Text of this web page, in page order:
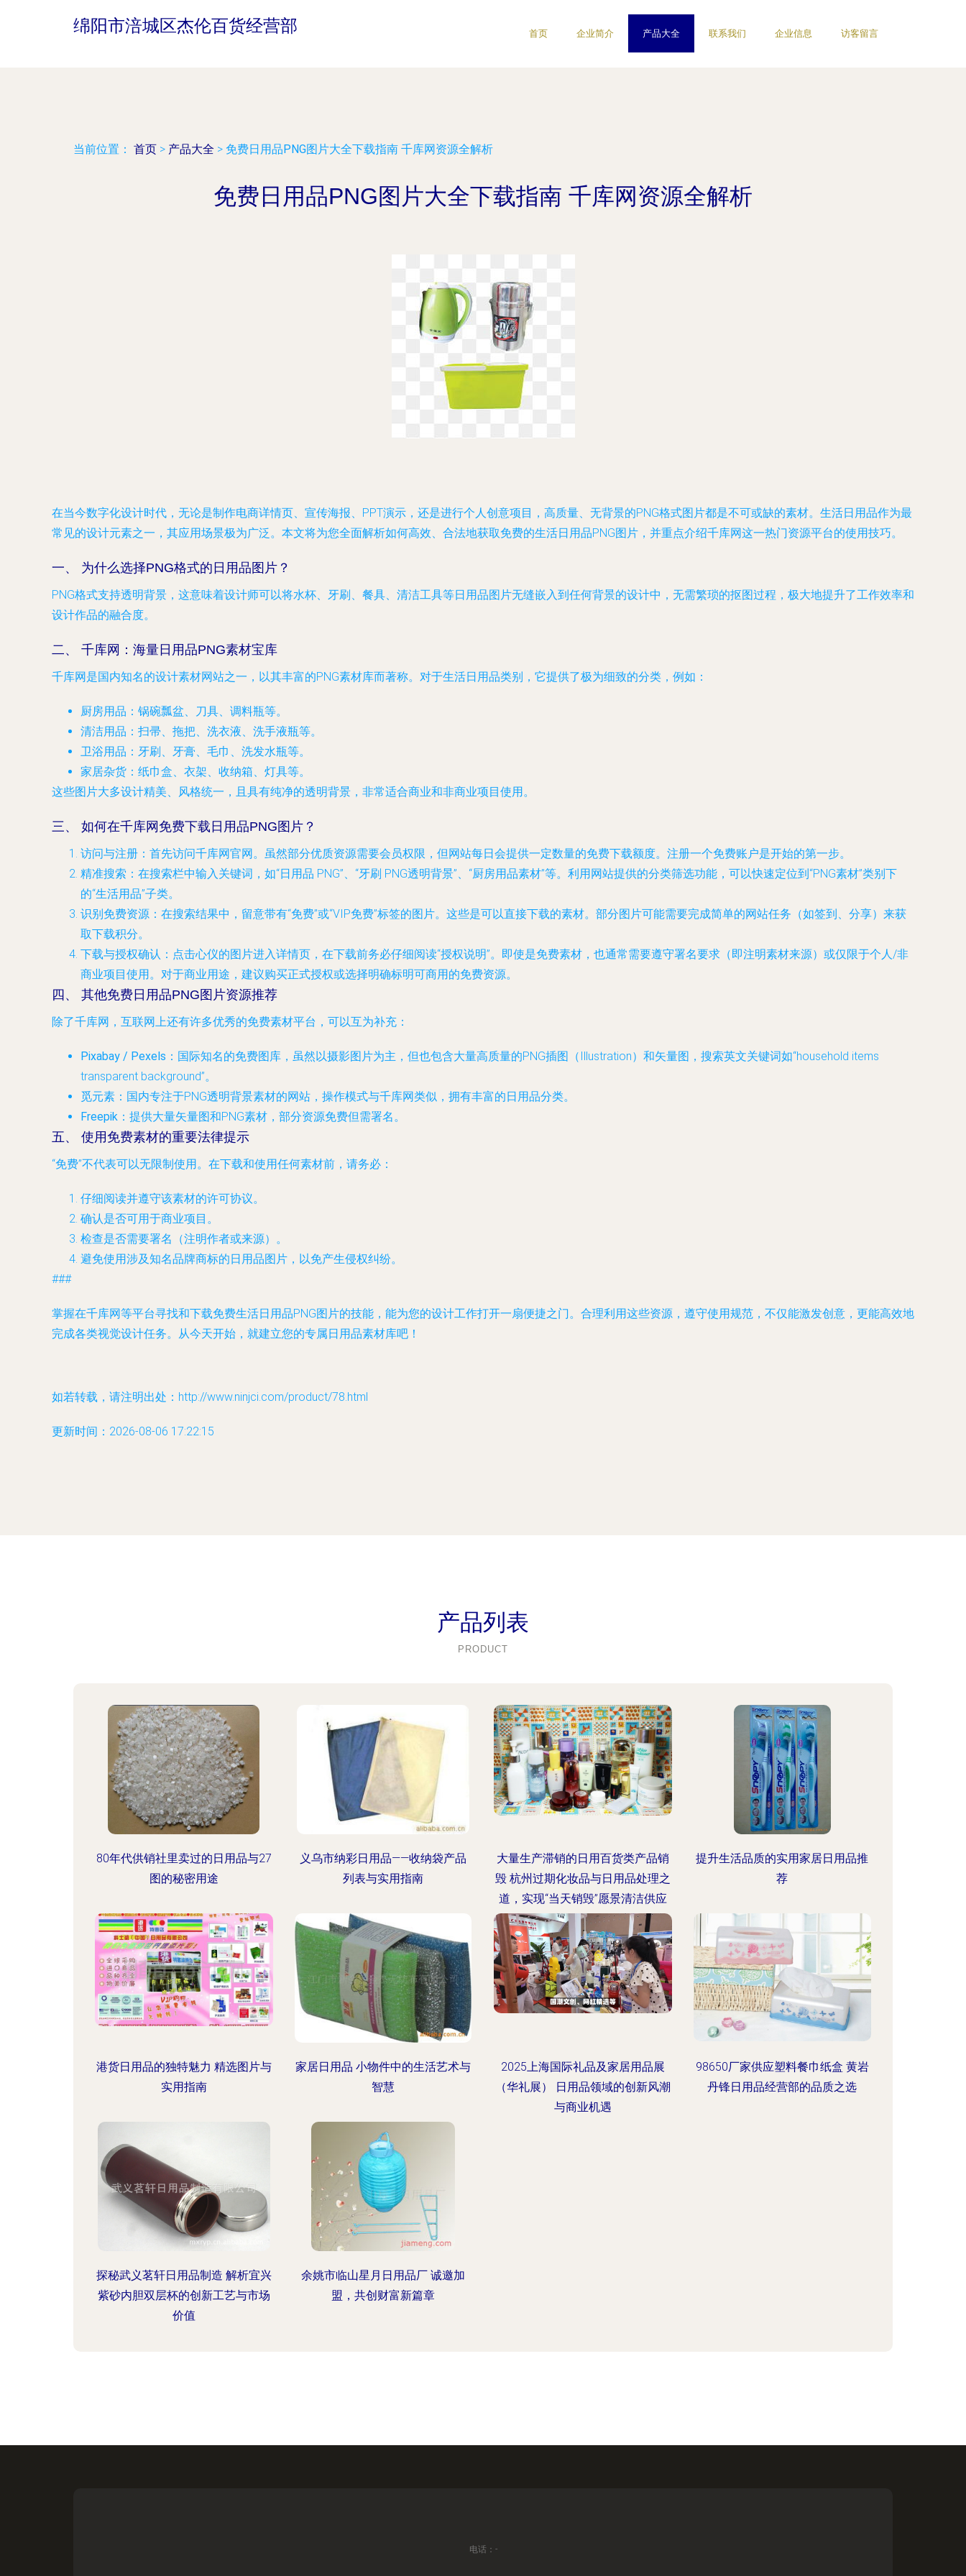
绵阳市涪城区杰伦百货经营部 首页 企业简介 产品大全 联系我们 企业信息 访客留言
当前位置： 首页 > 产品大全 > 免费日用品PNG图片大全下载指南 千库网资源全解析
免费日用品PNG图片大全下载指南 千库网资源全解析
在当今数字化设计时代，无论是制作电商详情页、宣传海报、PPT演示，还是进行个人创意项目，高质量、无背景的PNG格式图片都是不可或缺的素材。生活日用品作为最
常见的设计元素之一，其应用场景极为广泛。本文将为您全面解析如何高效、合法地获取免费的生活日用品PNG图片，并重点介绍千库网这一热门资源平台的使用技巧。
一、 为什么选择PNG格式的日用品图片？
PNG格式支持透明背景，这意味着设计师可以将水杯、牙刷、餐具、清洁工具等日用品图片无缝嵌入到任何背景的设计中，无需繁琐的抠图过程，极大地提升了工作效率和
设计作品的融合度。
二、 千库网：海量日用品PNG素材宝库
千库网是国内知名的设计素材网站之一，以其丰富的PNG素材库而著称。对于生活日用品类别，它提供了极为细致的分类，例如：
厨房用品 ：锅碗瓢盆、刀具、调料瓶等。
清洁用品 ：扫帚、拖把、洗衣液、洗手液瓶等。
卫浴用品 ：牙刷、牙膏、毛巾、洗发水瓶等。
家居杂货 ：纸巾盒、衣架、收纳箱、灯具等。
这些图片大多设计精美、风格统一，且具有纯净的透明背景，非常适合商业和非商业项目使用。
三、 如何在千库网免费下载日用品PNG图片？
访问与注册 ：首先访问千库网官网。虽然部分优质资源需要会员权限，但网站每日会提供一定数量的免费下载额度。注册一个免费账户是开始的第一步。
精准搜索 ：在搜索栏中输入关键词，如“日用品 PNG”、“牙刷 PNG透明背景”、“厨房用品素材”等。利用网站提供的分类筛选功能，可以快速定位到“PNG素材”类别下
的“生活用品”子类。
识别免费资源 ：在搜索结果中，留意带有“免费”或“VIP免费”标签的图片。这些是可以直接下载的素材。部分图片可能需要完成简单的网站任务（如签到、分享）来获
取下载积分。
下载与授权确认 ：点击心仪的图片进入详情页，在下载前务必仔细阅读“授权说明”。即使是免费素材，也通常需要遵守署名要求（即注明素材来源）或仅限于个人/非
商业项目使用。对于商业用途，建议购买正式授权或选择明确标明可商用的免费资源。
四、 其他免费日用品PNG图片资源推荐
除了千库网，互联网上还有许多优秀的免费素材平台，可以互为补充：
Pixabay / Pexels ：国际知名的免费图库，虽然以摄影图片为主，但也包含大量高质量的PNG插图（Illustration）和矢量图，搜索英文关键词如“household items
transparent background”。
觅元素 ：国内专注于PNG透明背景素材的网站，操作模式与千库网类似，拥有丰富的日用品分类。
Freepik ：提供大量矢量图和PNG素材，部分资源免费但需署名。
五、 使用免费素材的重要法律提示
“免费”不代表可以无限制使用。在下载和使用任何素材前，请务必：
仔细阅读并遵守该素材的许可协议。
确认是否可用于商业项目 。
检查是否需要署名（注明作者或来源） 。
避免使用涉及知名品牌商标的日用品图片，以免产生侵权纠纷。
###
掌握在千库网等平台寻找和下载免费生活日用品PNG图片的技能，能为您的设计工作打开一扇便捷之门。合理利用这些资源，遵守使用规范，不仅能激发创意，更能高效地
完成各类视觉设计任务。从今天开始，就建立您的专属日用品素材库吧！
如若转载，请注明出处：http://www.ninjci.com/product/78.html
更新时间：2026-08-06 17:22:15
产品列表
PRODUCT
80年代供销社里卖过的日用品与27
图的秘密用途
义乌市纳彩日用品——收纳袋产品
列表与实用指南
大量生产滞销的日用百货类产品销
毁 杭州过期化妆品与日用品处理之
道，实现“当天销毁”愿景清洁供应
链
提升生活品质的实用家居日用品推
荐
港货日用品的独特魅力 精选图片与
实用指南
家居日用品 小物件中的生活艺术与
智慧
2025上海国际礼品及家居用品展
（华礼展） 日用品领域的创新风潮
与商业机遇
98650厂家供应塑料餐巾纸盒 黄岩
丹锋日用品经营部的品质之选
探秘武义茗轩日用品制造 解析宜兴
紫砂内胆双层杯的创新工艺与市场
价值
余姚市临山星月日用品厂 诚邀加
盟，共创财富新篇章
电话：-